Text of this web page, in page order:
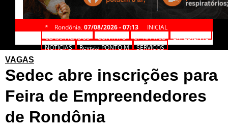
* Rondônia, 07/08/2026 - 07:13
INICIAL
CLASSIFICADOS
CONTATO CP NA WEB
EXPEDIENTE
NOTÍCIAS
Revista PONTO M
SERVIÇOS
VAGAS
Sedec abre inscrições para
Feira de Empreendedores
de Rondônia